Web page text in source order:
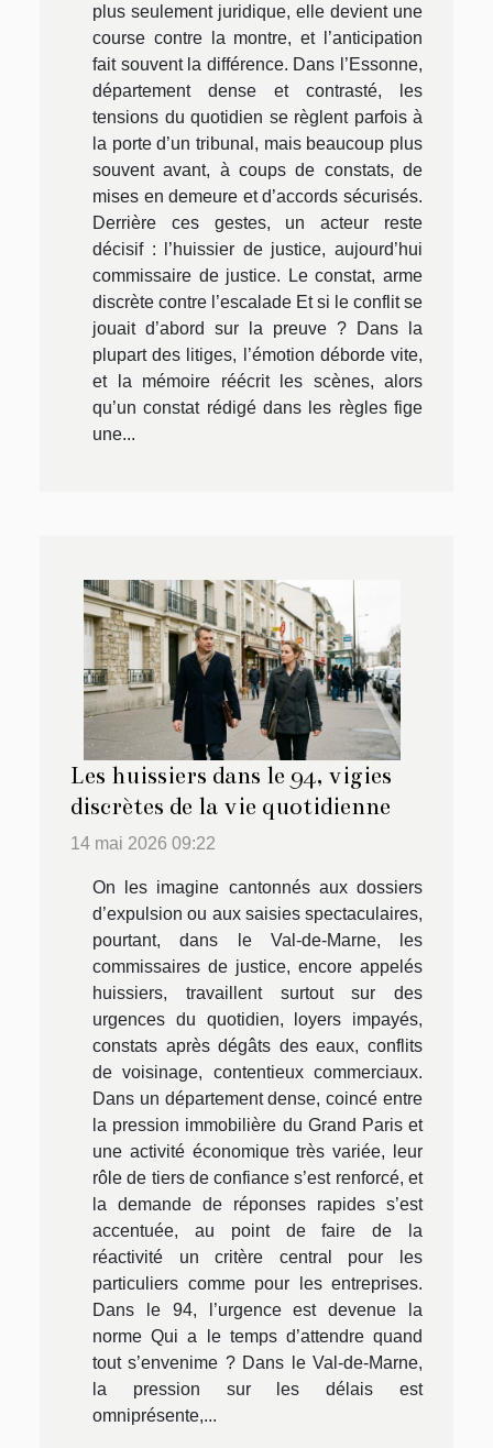
plus seulement juridique, elle devient une
course contre la montre, et l’anticipation
fait souvent la différence. Dans l’Essonne,
département dense et contrasté, les
tensions du quotidien se règlent parfois à
la porte d’un tribunal, mais beaucoup plus
souvent avant, à coups de constats, de
mises en demeure et d’accords sécurisés.
Derrière ces gestes, un acteur reste
décisif : l’huissier de justice, aujourd’hui
commissaire de justice. Le constat, arme
discrète contre l’escalade Et si le conflit se
jouait d’abord sur la preuve ? Dans la
plupart des litiges, l’émotion déborde vite,
et la mémoire réécrit les scènes, alors
qu’un constat rédigé dans les règles fige
une...
Les huissiers dans le 94, vigies
discrètes de la vie quotidienne
14 mai 2026 09:22
On les imagine cantonnés aux dossiers
d’expulsion ou aux saisies spectaculaires,
pourtant, dans le Val-de-Marne, les
commissaires de justice, encore appelés
huissiers, travaillent surtout sur des
urgences du quotidien, loyers impayés,
constats après dégâts des eaux, conflits
de voisinage, contentieux commerciaux.
Dans un département dense, coincé entre
la pression immobilière du Grand Paris et
une activité économique très variée, leur
rôle de tiers de confiance s’est renforcé, et
la demande de réponses rapides s’est
accentuée, au point de faire de la
réactivité un critère central pour les
particuliers comme pour les entreprises.
Dans le 94, l’urgence est devenue la
norme Qui a le temps d’attendre quand
tout s’envenime ? Dans le Val-de-Marne,
la pression sur les délais est
omniprésente,...